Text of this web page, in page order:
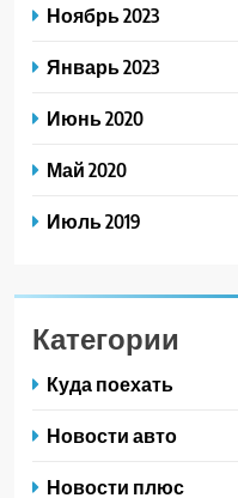
Ноябрь 2023
Январь 2023
Июнь 2020
Май 2020
Июль 2019
Категории
Куда поехать
Новости авто
Новости плюс